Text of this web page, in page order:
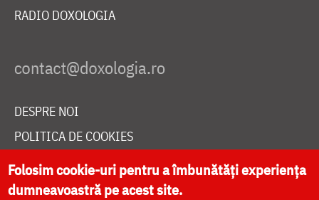
RADIO DOXOLOGIA
DESPRE NOI
POLITICA DE COOKIES
DONEAZĂ ONLINE PENTRU CATEDRALA NAȚIONALĂ
Folosim cookie-uri pentru a îmbunătăți experiența
dumneavoastră pe acest site.